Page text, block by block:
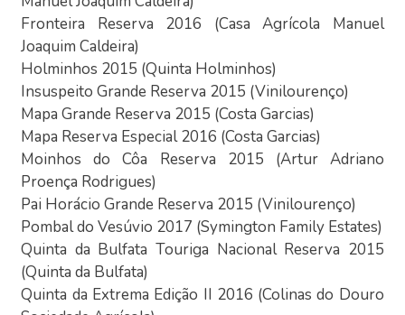
Fronteira Reserva 2016 (Casa Agrícola Manuel
Joaquim Caldeira)
Holminhos 2015 (Quinta Holminhos)
Insuspeito Grande Reserva 2015 (Vinilourenço)
Mapa Grande Reserva 2015 (Costa Garcias)
Mapa Reserva Especial 2016 (Costa Garcias)
Moinhos do Côa Reserva 2015 (Artur Adriano
Proença Rodrigues)
Pai Horácio Grande Reserva 2015 (Vinilourenço)
Pombal do Vesúvio 2017 (Symington Family Estates)
Quinta da Bulfata Touriga Nacional Reserva 2015
(Quinta da Bulfata)
Quinta da Extrema Edição II 2016 (Colinas do Douro